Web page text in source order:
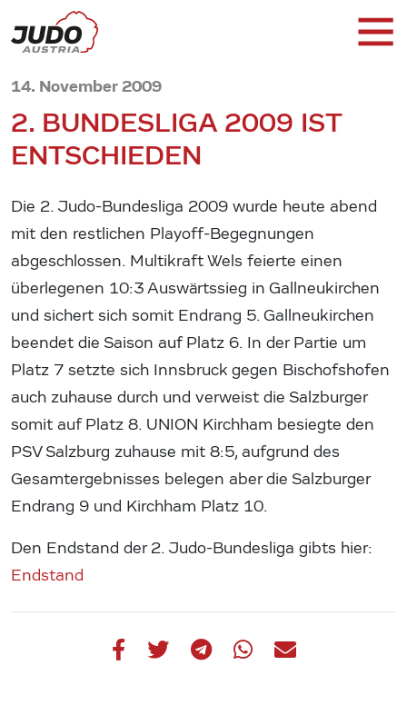
14. November 2009
2. BUNDESLIGA 2009 IST
ENTSCHIEDEN
Die 2. Judo-Bundesliga 2009 wurde heute abend
mit den restlichen Playoff-Begegnungen
abgeschlossen. Multikraft Wels feierte einen
überlegenen 10:3 Auswärtssieg in Gallneukirchen
und sichert sich somit Endrang 5. Gallneukirchen
beendet die Saison auf Platz 6. In der Partie um
Platz 7 setzte sich Innsbruck gegen Bischofshofen
auch zuhause durch und verweist die Salzburger
somit auf Platz 8. UNION Kirchham besiegte den
PSV Salzburg zuhause mit 8:5, aufgrund des
Gesamtergebnisses belegen aber die Salzburger
Endrang 9 und Kirchham Platz 10.
Den Endstand der 2. Judo-Bundesliga gibts hier:
Endstand